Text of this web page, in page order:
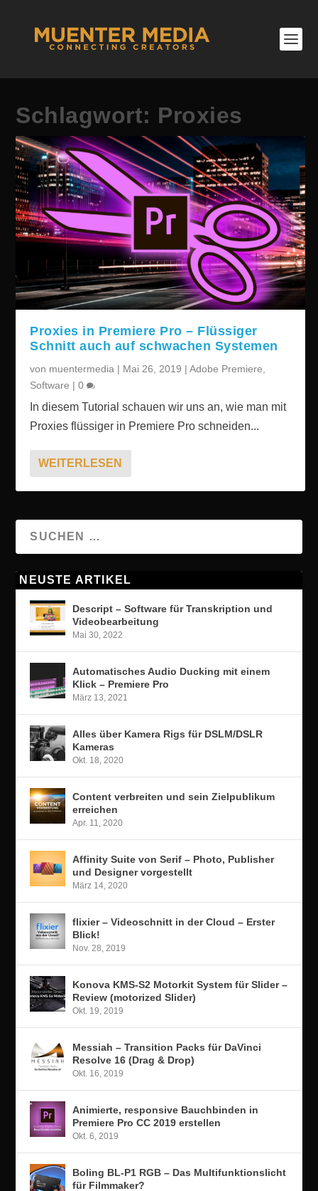
Schlagwort: Proxies
Proxies in Premiere Pro – Flüssiger
Schnitt auch auf schwachen Systemen
von muentermedia | Mai 26, 2019 |Adobe Premiere
Software |0
In diesem Tutorial schauen wir uns an, wie man mit
Proxies flüssiger in Premiere Pro schneiden...
WEITERLESEN
NEUSTE ARTIKEL
Descript – Software für Transkription und
Videobearbeitung
Mai 30, 2022
Automatisches Audio Ducking mit einem
Klick – Premiere Pro
März 13, 2021
Alles über Kamera Rigs für DSLM/DSLR
Kameras
Okt. 18, 2020
Content verbreiten und sein Zielpublikum
erreichen
Apr. 11, 2020
Affinity Suite von Serif – Photo, Publisher
und Designer vorgestellt
März 14, 2020
flixier – Videoschnitt in der Cloud – Erster
Blick!
Nov. 28, 2019
Konova KMS-S2 Motorkit System für Slider –
Review (motorized Slider)
Okt. 19, 2019
Messiah – Transition Packs für DaVinci
Resolve 16 (Drag & Drop)
Okt. 16, 2019
Animierte, responsive Bauchbinden in
Premiere Pro CC 2019 erstellen
Okt. 6, 2019
Boling BL-P1 RGB – Das Multifunktionslicht
für Filmmaker?